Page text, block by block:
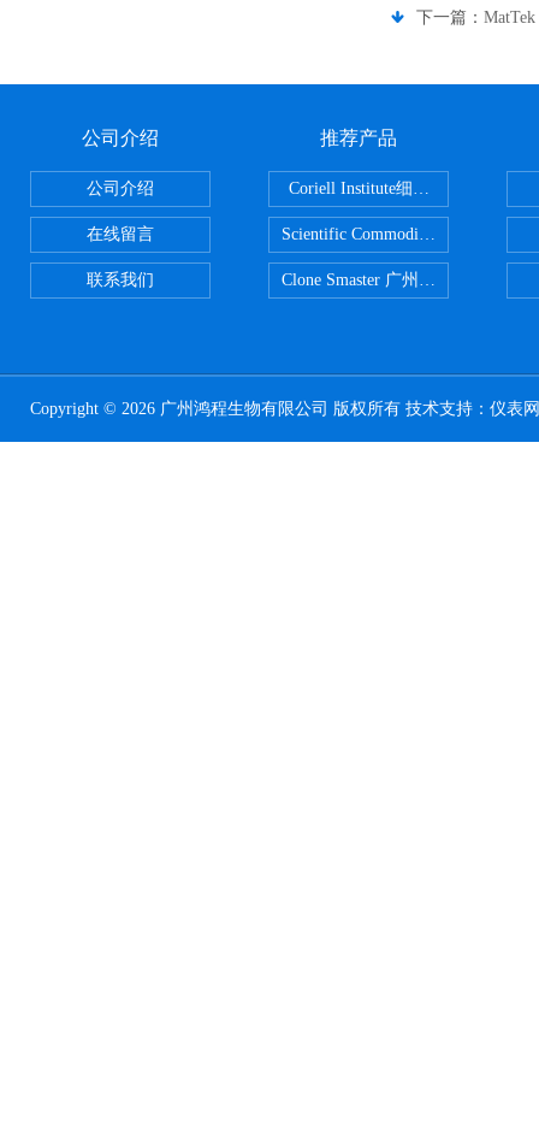
下一篇：
公司介绍
公司介绍
在线留言
联系我们
推荐产品
Scientific CommoditiesPE管 广州
Clone Smaster 广州鸿程代理
Copyright © 2026 广州鸿程生物有限公司 版权所有 技术支持： 仪表网